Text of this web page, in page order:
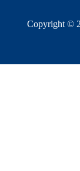
Copyright ©